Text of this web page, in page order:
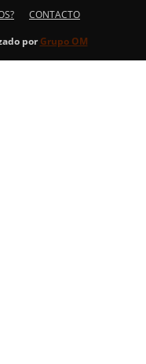
CONTACTO
porGrupo OM